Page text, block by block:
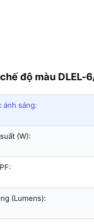
độ màu DLEL-
ánh sáng:
(W):
PF:
(Lumens):